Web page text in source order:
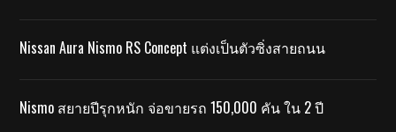
Nissan Aura Nismo RS Concept แต่งเป็นตัวซิ่งสายถนน
Nismo สยายปีรุกหนัก จ่อขายรถ 150,000 คัน ใน 2 ปี